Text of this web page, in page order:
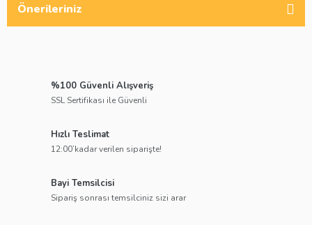
Önerileriniz
%100 Güvenli Alışveriş
SSL Sertifikası ile Güvenli
Hızlı Teslimat
12:00’kadar verilen siparişte!
Bayi Temsilcisi
Sipariş sonrası temsilciniz sizi arar